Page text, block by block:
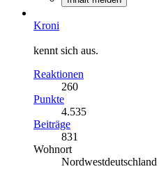
Kroni
kennt sich aus.
Reaktionen
260
Punkte
4.535
Beiträge
831
Wohnort
Nordwestdeutschland